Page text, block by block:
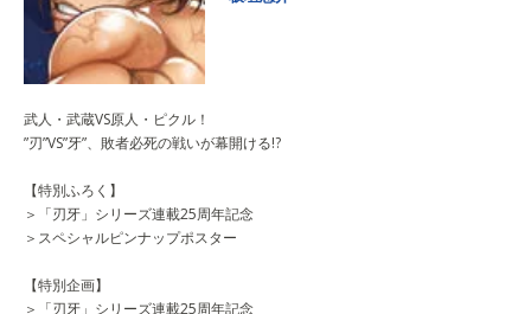
武人・武蔵VS原人・ピクル！
”刃”VS”牙”、敗者必死の戦いが幕開ける!?
【特別ふろく】
＞「刃牙」シリーズ連載25周年記念
＞スペシャルピンナップポスター
【特別企画】
＞「刃牙」シリーズ連載25周年記念